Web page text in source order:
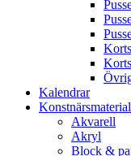
Kalendrar
Konstnärsmaterial
Akvarell
Akryl
Block &